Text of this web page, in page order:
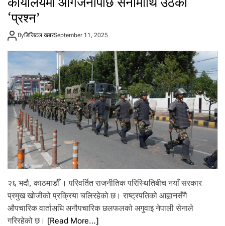
घ
हिँ
डु
ल
ग
र्न
पा
इ
ने
हा
खि
न्त
म
स
र
का
र
ग
ठ
न
बा
पु
न
छ
ल
फ
‘प्रश्न’
Byडिजिटल खबरSeptember 11, 2025
२६ भदौ, काठमाडौँ । परिवर्तित राजनीतिक परिस्थितिबीच नयाँ सरकार
प्रमुख खोजीको प्रक्रिया चलिरहेको छ। राष्ट्रपतिको आह्वानसँगै
औपचारिक वार्ताअघि अनौपचारिक छलफलको अगुवाइ नेपाली सेनाले
गरिरहेको छ। [Read More…]